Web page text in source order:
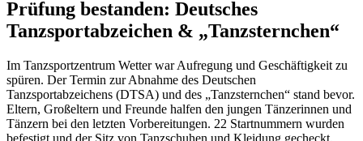
Prüfung bestanden: Deutsches
Tanzsportabzeichen & „Tanzsternchen“
Im Tanzsportzentrum Wetter war Aufregung und Geschäftigkeit zu
spüren. Der Termin zur Abnahme des Deutschen
Tanzsportabzeichens (DTSA) und des „Tanzsternchen“ stand bevor.
Eltern, Großeltern und Freunde halfen den jungen Tänzerinnen und
Tänzern bei den letzten Vorbereitungen. 22 Startnummern wurden